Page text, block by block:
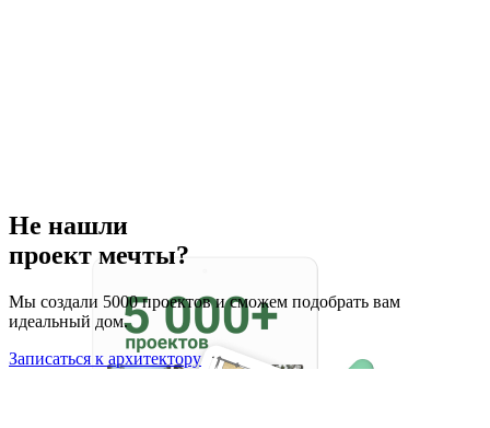
Не нашли
проект мечты?
Мы создали 5000 проектов и сможем подобрать вам
идеальный дом.
Записаться к архитектору